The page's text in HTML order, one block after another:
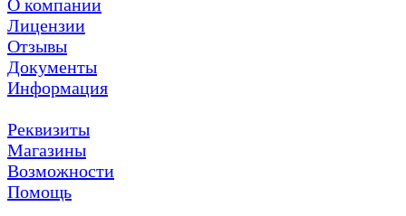
О компании
Лицензии
Отзывы
Документы
Информация
Реквизиты
Магазины
Возможности
Помощь